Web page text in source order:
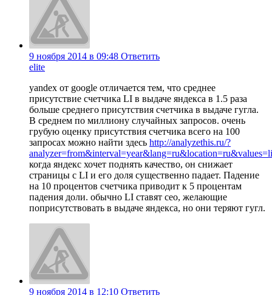
9 ноября 2014 в 09:48 Ответить
elite
yandex от google отличается тем, что среднее
присутствие счетчика LI в выдаче яндекса в 1.5 раза
больше среднего присутствия счетчика в выдаче гугла.
В среднем по миллиону случайных запросов. очень
грубую оценку присутствия счетчика всего на 100
запросах можно найти здесь http://analyzethis.ru/?
analyzer=from&interval=year&lang=ru&location=ru&values=li
когда яндекс хочет поднять качество, он снижает
страницы с LI и его доля существенно падает. Падение
на 10 процентов счетчика приводит к 5 процентам
падения доли. обычно LI ставят сео, желающие
поприсутствовать в выдаче яндекса, но они теряют гугл.
9 ноября 2014 в 12:10 Ответить